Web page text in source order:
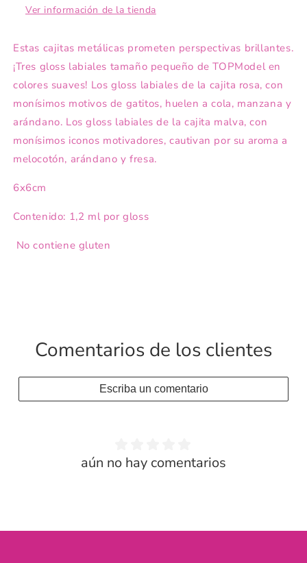
Ver información de la tienda
Estas cajitas metálicas prometen perspectivas brillantes.
¡Tres gloss labiales tamaño pequeño de TOPModel en
colores suaves! Los gloss labiales de la cajita rosa, con
monísimos motivos de gatitos, huelen a cola, manzana y
arándano. Los gloss labiales de la cajita malva, con
monísimos iconos motivadores, cautivan por su aroma a
melocotón, arándano y fresa.
6x6cm
Contenido: 1,2 ml por gloss
No contiene gluten
Comentarios de los clientes
Escriba un comentario
aún no hay comentarios